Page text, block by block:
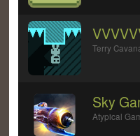
Terry
Sky
Atypical